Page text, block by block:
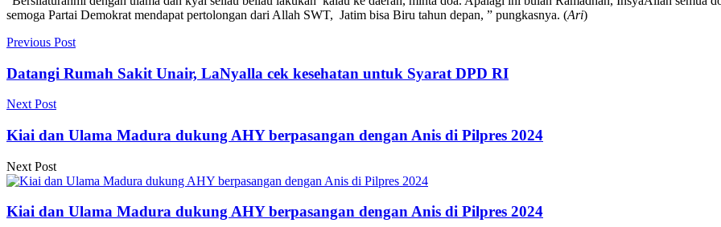
semoga Partai Demokrat mendapat pertolongan dari Allah SWT, Jatim bisa Biru tahun depan, ” pungkasnya. (Ari)
Previous Post
Datangi Rumah Sakit Unair, LaNyalla cek kesehatan untuk Syarat DPD RI
Next Post
Kiai dan Ulama Madura dukung AHY berpasangan dengan Anis di Pilpres 2024
Next Post
Kiai dan Ulama Madura dukung AHY berpasangan dengan Anis di Pilpres 2024